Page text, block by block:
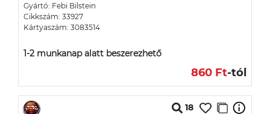
Gyártó: Febi Bilstein
Cikkszám: 33927
Kártyaszám: 3083514
1-2 munkanap alatt beszerezhető
860 Ft-tól
18